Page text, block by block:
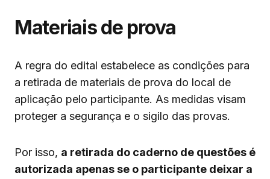
Materiais de prova
A regra do edital estabelece as condições para
a retirada de materiais de prova do local de
aplicação pelo participante. As medidas visam
proteger a segurança e o sigilo das provas.
Por isso, a retirada do caderno de questões é
autorizada apenas se o participante deixar a